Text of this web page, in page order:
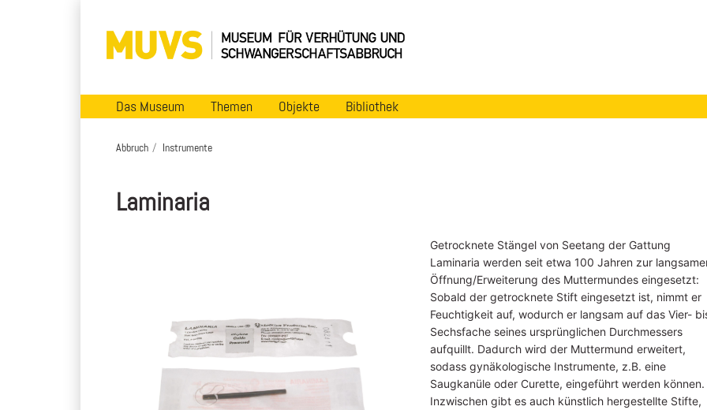
Das Museum Themen Objekte Bibliothek
Abbruch Instrumente
Laminaria
Getrocknete Stängel von Seetang der Gattung
Laminaria werden seit etwa 100 Jahren zur
Öffnung/Erweiterung des Muttermundes eingesetzt:
Sobald der getrocknete Stift eingesetzt ist, nimmt er
Feuchtigkeit auf, wodurch er langsam auf das Vier-
Sechsfache seines ursprünglichen Durchmessers
aufquillt. Dadurch wird der Muttermund erweitert,
sodass gynäkologische Instrumente, z.B. eine
Saugkanüle oder Curette, eingeführt werden können.
Inzwischen gibt es auch künstlich hergestellte Stifte,